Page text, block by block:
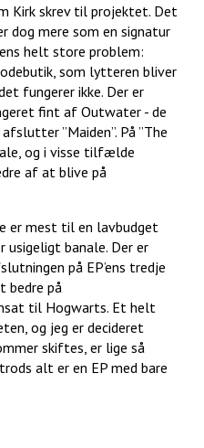
Kirk skrev til projektet. Det
dog mere som en signatur
helt store problem:
som lytteren bliver
fungerer ikke. Der er
fint af Outwater - de
”Maiden”. På ”The
og i visse tilfælde
af at blive på
er mest til en lavbudget
banale. Der er
på EP’ens tredje
bedre på
til Hogwarts. Et helt
og jeg er decideret
skiftes, er lige så
alt er en EP med bare